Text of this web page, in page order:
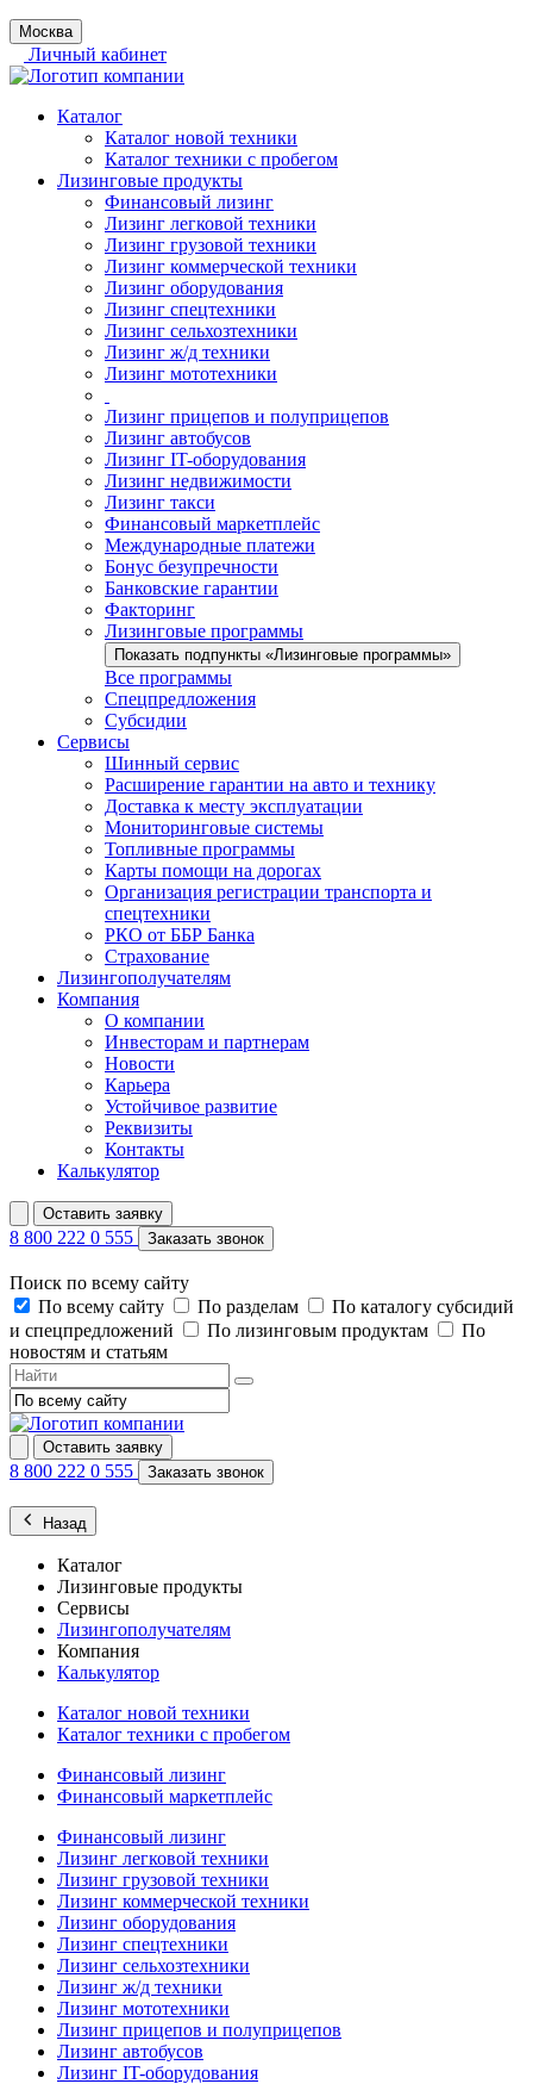
Москва
Личный кабинет
Каталог
Каталог новой техники
Каталог техники с пробегом
Лизинговые продукты
Финансовый лизинг
Лизинг легковой техники
Лизинг грузовой техники
Лизинг коммерческой техники
Лизинг оборудования
Лизинг спецтехники
Лизинг сельхозтехники
Лизинг ж/д техники
Лизинг мототехники
Лизинг прицепов и полуприцепов
Лизинг автобусов
Лизинг IT-оборудования
Лизинг недвижимости
Лизинг такси
Финансовый маркетплейс
Международные платежи
Бонус безупречности
Банковские гарантии
Факторинг
Лизинговые программы
Показать подпункты «Лизинговые программы»
Все программы
Спецпредложения
Субсидии
Сервисы
Шинный сервис
Расширение гарантии на авто и технику
Доставка к месту эксплуатации
Мониторинговые системы
Топливные программы
Карты помощи на дорогах
Организация регистрации транспорта и
спецтехники
РКО от ББР Банка
Страхование
Лизингополучателям
Компания
О компании
Инвесторам и партнерам
Новости
Карьера
Устойчивое развитие
Реквизиты
Контакты
Калькулятор
Оставить заявку
8 800 222 0 555 Заказать звонок
Поиск по всему сайту
По всему сайту
По разделам
По каталогу субсидий
и спецпредложений
По лизинговым продуктам
По
новостям и статьям
Оставить заявку
8 800 222 0 555 Заказать звонок
Назад
Каталог
Лизинговые продукты
Сервисы
Лизингополучателям
Компания
Калькулятор
Каталог новой техники
Каталог техники с пробегом
Финансовый лизинг
Финансовый маркетплейс
Финансовый лизинг
Лизинг легковой техники
Лизинг грузовой техники
Лизинг коммерческой техники
Лизинг оборудования
Лизинг спецтехники
Лизинг сельхозтехники
Лизинг ж/д техники
Лизинг мототехники
Лизинг прицепов и полуприцепов
Лизинг автобусов
Лизинг IT-оборудования